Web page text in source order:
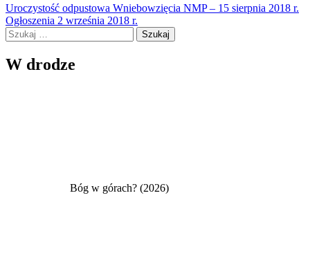
Nawigacja
wpisu
Uroczystość odpustowa Wniebowzięcia NMP – 15 sierpnia 2018 r.
Ogłoszenia 2 września 2018 r.
Szukaj:
W drodze
Bóg w górach? (2026)